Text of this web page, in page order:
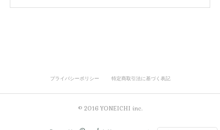
プライバシーポリシー 特定商取引法に基づく表記
© 2016 YONEICHI inc.